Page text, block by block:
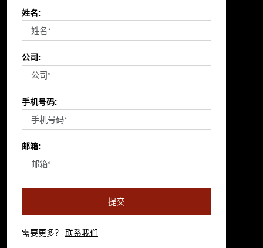
姓名:
公司:
手机号码:
邮箱:
提交
需要更多？ 联系我们